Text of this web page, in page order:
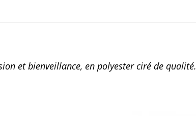
et bienveillance, en polyester ciré de qualité.